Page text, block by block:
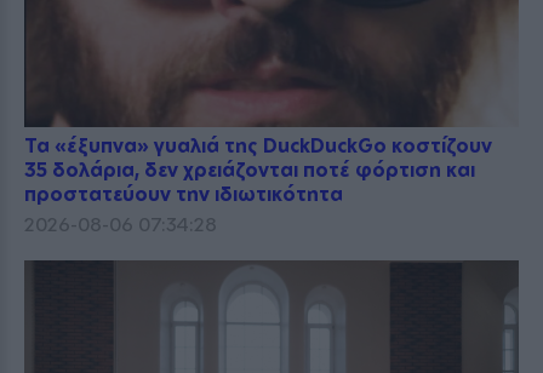
Τα «έξυπνα» γυαλιά της DuckDuckGo κοστίζουν
35 δολάρια, δεν χρειάζονται ποτέ φόρτιση και
προστατεύουν την ιδιωτικότητα
2026-08-06 07:34:28